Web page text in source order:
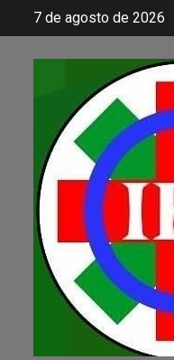
7 de agosto de 2026